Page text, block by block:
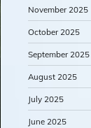
November 2025
October 2025
September 2025
August 2025
July 2025
June 2025